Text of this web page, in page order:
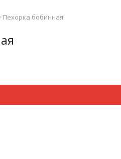
Пехорка бобинная